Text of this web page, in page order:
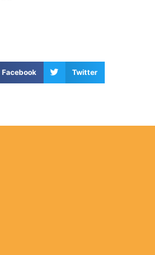
Facebook Twitter